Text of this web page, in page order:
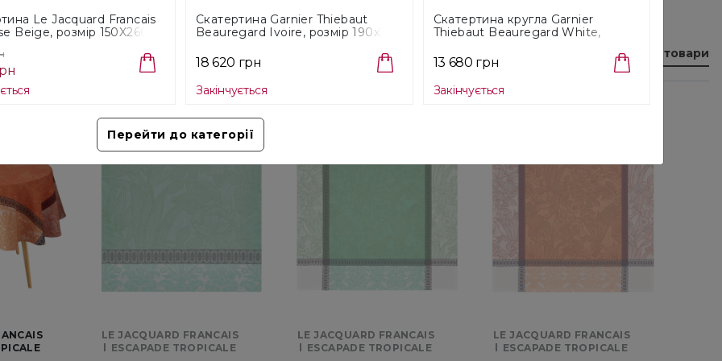
Переглянути всі товари
LE JACQUARD FRANCAIS
ESCAPADE TROPICALE
LE JACQUARD FRANCAIS
ESCAPADE TROPICALE
LE JACQUARD FRANCAIS
ESCAPADE TROPICALE
Le Jacquard Francais
Beige, розмір 150X260
Скатертина Garnier Thiebaut
Beauregard Ivoire, розмір 190x250
18 620 грн
Закінчується
Скатертина кругла Garnier
Thiebaut Beauregard White,
13 680 грн
Закінчується
Перейти до категорії